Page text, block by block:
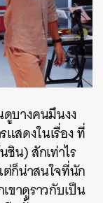
บางคนมึนงง
สดงในเรื่อง ที่
น) สักเท่าไร
ก็น่าสนใจที่นัก
ขาดูราวกับเป็น